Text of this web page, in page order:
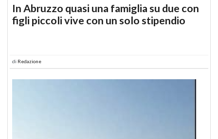
In Abruzzo quasi una famiglia su due con
figli piccoli vive con un solo stipendio
di Redazione